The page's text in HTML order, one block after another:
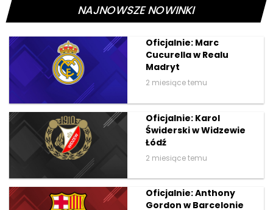
NAJNOWSZE NOWINKI
Oficjalnie: Marc
Cucurella w Realu
Madryt
2 miesiące temu
Oficjalnie: Karol
Świderski w Widzewie
Łódź
2 miesiące temu
Oficjalnie: Anthony
Gordon w Barcelonie